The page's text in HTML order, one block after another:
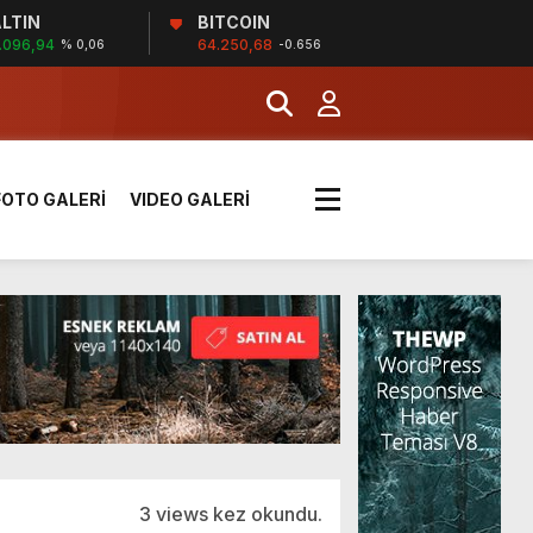
% 0,06
BITCOIN
64.250,68 -0.656
GALERİ VIDEO GALERİ
3 views kez okundu.